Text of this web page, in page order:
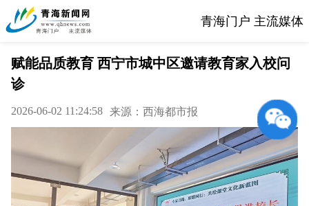
青海门户 主流媒体
赋能品质教育 西宁市城中区邀请教育家入校问
诊
2026-06-02 11:24:58 来源：西海都市报